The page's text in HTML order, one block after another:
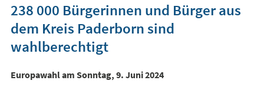
238 000 Bürgerinnen und Bürger aus
dem Kreis Paderborn sind
wahlberechtigt
Europawahl am Sonntag, 9. Juni 2024